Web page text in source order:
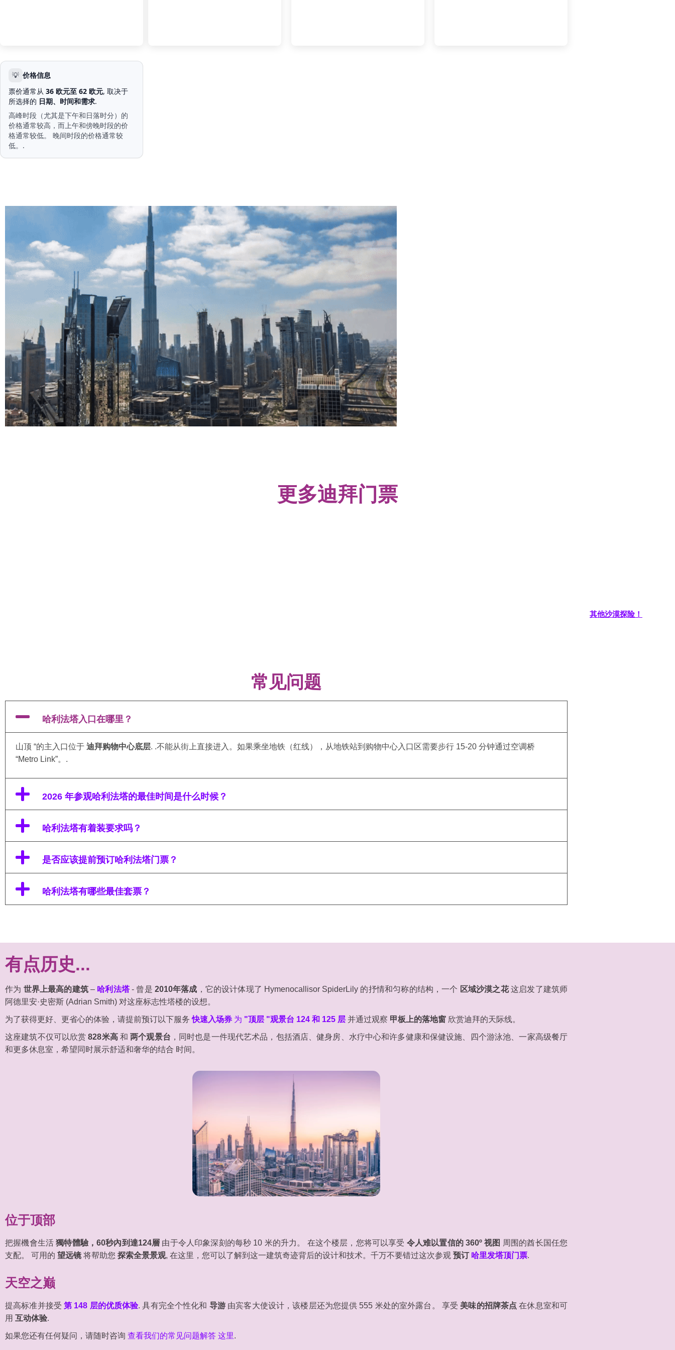
💡 价格信息
票价通常从 36 欧元至 62 欧元, 取决于
所选择的 日期、时间和需求.
高峰时段（尤其是下午和日落时分）的
价格通常较高，而上午和傍晚时段的价
格通常较低。 晚间时段的价格通常较
低。.
更多迪拜门票
其他沙漠探险！
常见问题
哈利法塔入口在哪里？
山顶 “的主入口位于 迪拜购物中心底层. .不能从街上直接进入。如果乘坐地铁（红线），从地铁站到购物中心入口区需要步行 15-20 分钟通过空调桥
“Metro Link”。.
2026 年参观哈利法塔的最佳时间是什么时候？
哈利法塔有着装要求吗？
是否应该提前预订哈利法塔门票？
哈利法塔有哪些最佳套票？
有点历史...
作为 世界上最高的建筑– 哈利法塔- 曾是 2010年落成 ，它的设计体现了 Hymenocallisor SpiderLily 的抒情和匀称的结构，一个 区域沙漠之花这启发了建筑师
阿德里安·史密斯 (Adrian Smith) 对这座标志性塔楼的设想。
为了获得更好、更省心的体验，请提前预订以下服务快速入场券 为 "顶层 "观景台 124 和 125 层 并通过观察 甲板上的落地窗 欣赏迪拜的天际线。
这座建筑不仅可以欣赏828米高和两个观景台 ，同时也是一件现代艺术品，包括酒店、健身房、水疗中心和许多健康和保健设施、四个游泳池、一家高级餐厅
和更多休息室，希望同时展示舒适和奢华的结合 时间。
位于顶部
把握機會生活獨特體驗，60秒內到達124層 由于令人印象深刻的每秒 10 米的升力。 在这个楼层，您将可以享受 令人难以置信的 360º 视图 周围的酋长国任您
支配。 可用的 望远镜 将帮助您 探索全景景观, 在这里，您可以了解到这一建筑奇迹背后的设计和技术。千万不要错过这次参观 预订 哈里发塔顶门票.
天空之巅
提高标准并接受第 148 层的优质体验. 具有完全个性化和 导游 由宾客大使设计，该楼层还为您提供 555 米处的室外露台。 享受 美味的招牌茶点 在休息室和可
用 互动体验.
如果您还有任何疑问，请随时咨询 查看我们的常见问题解答 这里.